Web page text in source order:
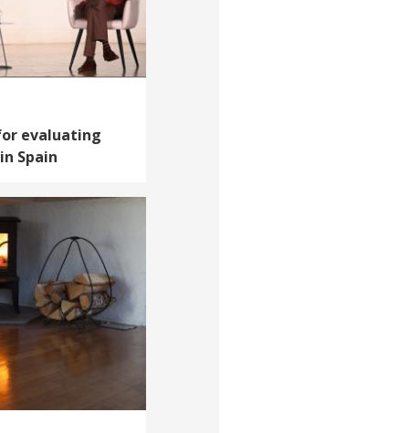
evaluating
Spain